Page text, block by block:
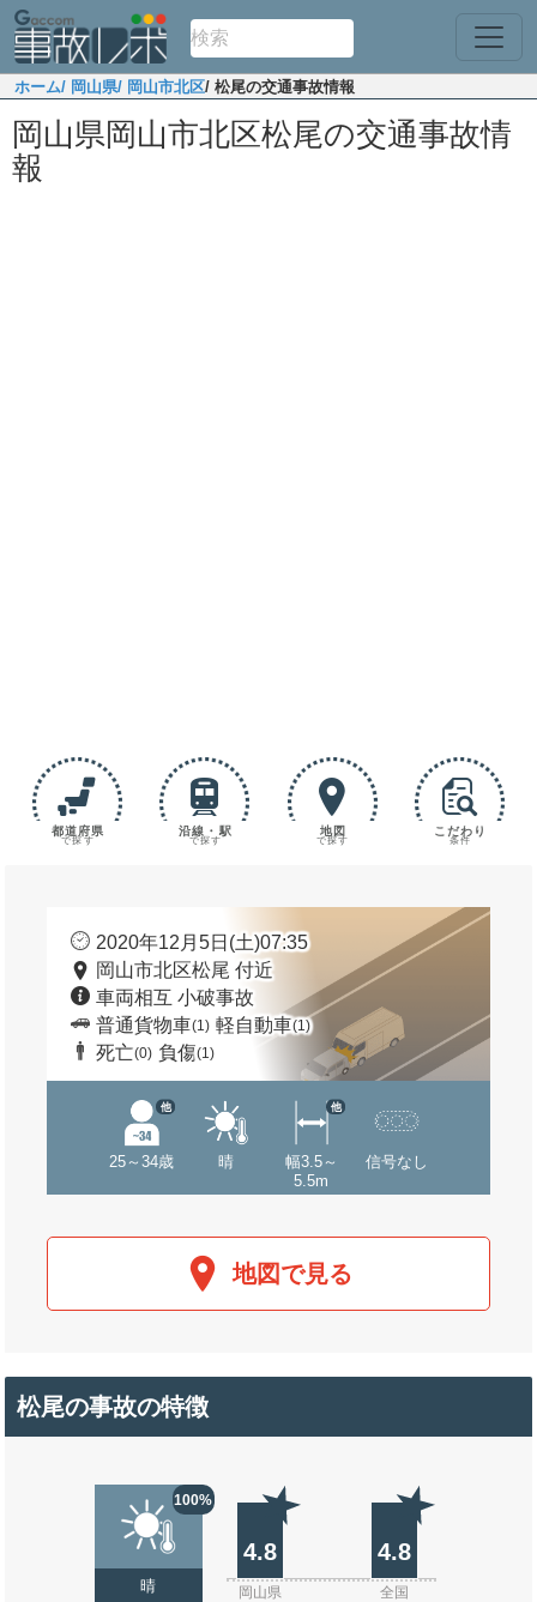
ホーム/ 岡山県/ 岡山市北区/ 松尾の交通事故情報
岡山県岡山市北区松尾の交通事故情
報
都道府県
で探す
沿線・駅
で探す
地図
で探す
こだわり
条件
2020年12月5日(土)07:35
岡山市北区松尾 付近
車両相互 小破事故
普通貨物車(1) 軽自動車(1)
死亡(0) 負傷(1)
25～34歳
他
晴
幅3.5～
5.5m
他
信号なし
地図で見る
松尾の事故の特徴
100%
晴
4.8 4.8
岡山県 全国